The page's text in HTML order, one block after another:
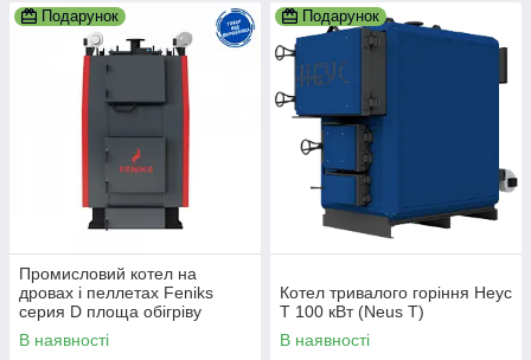
Подарунок
Промисловий котел на
дровах і пеллетах Feniks
серия D площа обігріву
приміщення 1000 м2 / Фенікс
Серія Д
В наявності
Подарунок
Котел тривалого горіння Неус
Т 100 кВт (Neus T)
В наявності